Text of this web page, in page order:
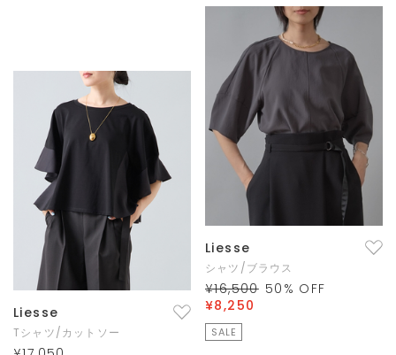
Liesse
Tシャツ/カットソー
Liesse
シャツ/ブラウス
¥16,500 50 % OFF
¥8,250
SALE